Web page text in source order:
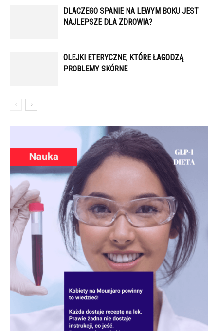
DLACZEGO SPANIE NA LEWYM BOKU JEST
NAJLEPSZE DLA ZDROWIA?
OLEJKI ETERYCZNE, KTÓRE ŁAGODZĄ
PROBLEMY SKÓRNE